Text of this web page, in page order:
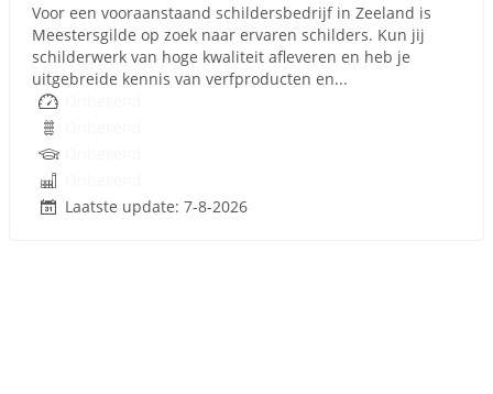
Voor een vooraanstaand schildersbedrijf in Zeeland is
Meestersgilde op zoek naar ervaren schilders. Kun jij
schilderwerk van hoge kwaliteit afleveren en heb je
uitgebreide kennis van verfproducten en...
Laatste update: 7-8-2026